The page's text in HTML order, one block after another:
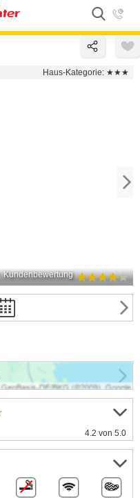
Haus-Kategorie: ★★★
Kundenbewertung
4.2 von 5.0